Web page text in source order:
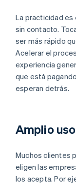
La practicidad es
sin contacto.
ser más rápido
Acelerar el
experiencia
que está
esperan detrás.
Amplio uso
Muchos clientes
eligen las
los acepta. Por